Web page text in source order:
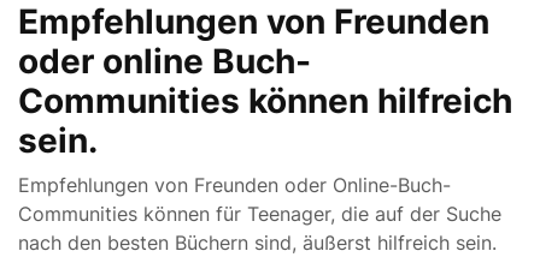
Empfehlungen von Freunden
oder online Buch-
Communities können hilfreich
sein.
Empfehlungen von Freunden oder Online-Buch-
Communities können für Teenager, die auf der Suche
nach den besten Büchern sind, äußerst hilfreich sein.